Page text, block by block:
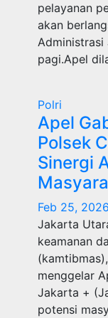
pelayanan
akan
pagi.Apel
Polri
Apel
Polsek
Sinergi
Feb 25, 2026
Jakarta
keamanan
menggelar
Jakarta +
potensi